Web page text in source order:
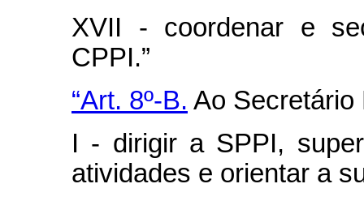
XVII - coordenar e
CPPI.”
“Art. 8º-B. Ao Secretário
I - dirigir a SPPI,
atividades e orientar a